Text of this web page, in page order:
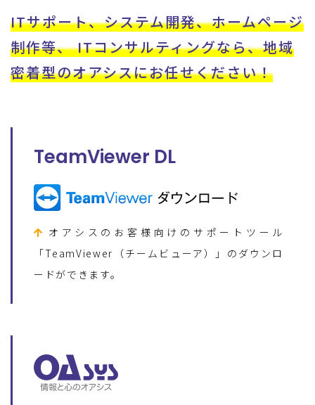
ITサポート、システム開発、ホームページ
制作等、ITコンサルティングなら、地域
密着型のオアシスにお任せください！
TeamViewer DL
オアシスのお客様向けのサポートツール
「TeamViewer（チームビューア）」のダウンロ
ードができます。